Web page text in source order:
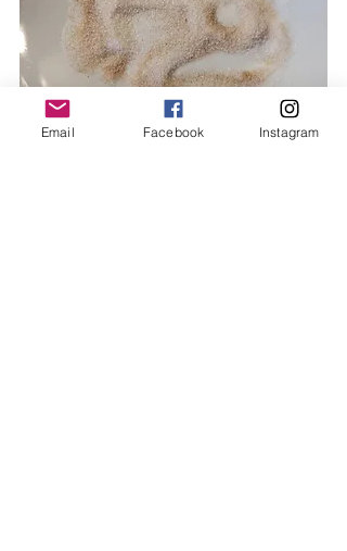
Email Facebook Instagram